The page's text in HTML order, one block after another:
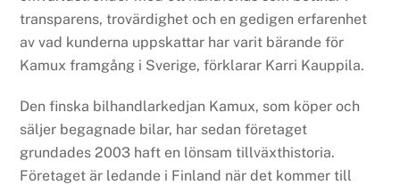
transparens, trovärdighet och en gedigen erfarenhet
av vad kunderna uppskattar har varit bärande för
Kamux framgång i Sverige, förklarar Karri Kauppila.
Den finska bilhandlarkedjan Kamux, som köper och
säljer begagnade bilar, har sedan företaget
grundades 2003 haft en lönsam tillväxthistoria.
Företaget är ledande i Finland när det kommer till